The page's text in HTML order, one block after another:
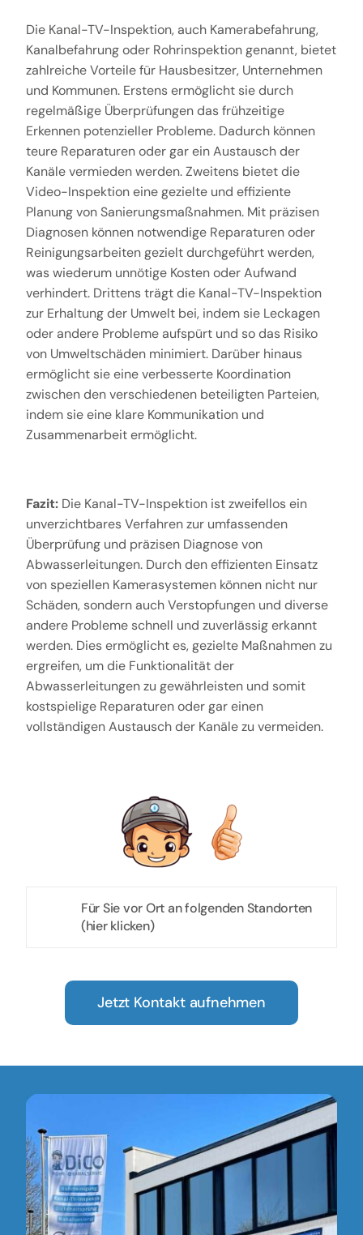
Die Kanal-TV-Inspektion, auch Kamerabefahrung,
Kanalbefahrung oder Rohrinspektion genannt, bietet
zahlreiche Vorteile für Hausbesitzer, Unternehmen
und Kommunen. Erstens ermöglicht sie durch
regelmäßige Überprüfungen das frühzeitige
Erkennen potenzieller Probleme. Dadurch können
teure Reparaturen oder gar ein Austausch der
Kanäle vermieden werden. Zweitens bietet die
Video-Inspektion eine gezielte und effiziente
Planung von Sanierungsmaßnahmen. Mit präzisen
Diagnosen können notwendige Reparaturen oder
Reinigungsarbeiten gezielt durchgeführt werden,
was wiederum unnötige Kosten oder Aufwand
verhindert. Drittens trägt die Kanal-TV-Inspektion
zur Erhaltung der Umwelt bei, indem sie Leckagen
oder andere Probleme aufspürt und so das Risiko
von Umweltschäden minimiert. Darüber hinaus
ermöglicht sie eine verbesserte Koordination
zwischen den verschiedenen beteiligten Parteien,
indem sie eine klare Kommunikation und
Zusammenarbeit ermöglicht.
Fazit:Die Kanal-TV-Inspektion ist zweifellos ein
unverzichtbares Verfahren zur umfassenden
Überprüfung und präzisen Diagnose von
Abwasserleitungen. Durch den effizienten Einsatz
von speziellen Kamerasystemen können nicht nur
Schäden, sondern auch Verstopfungen und diverse
andere Probleme schnell und zuverlässig erkannt
werden. Dies ermöglicht es, gezielte Maßnahmen zu
ergreifen, um die Funktionalität der
Abwasserleitungen zu gewährleisten und somit
kostspielige Reparaturen oder gar einen
vollständigen Austausch der Kanäle zu vermeiden.
Für Sie vor Ort an folgenden Standorten
(hier klicken)
Jetzt Kontakt aufnehmen